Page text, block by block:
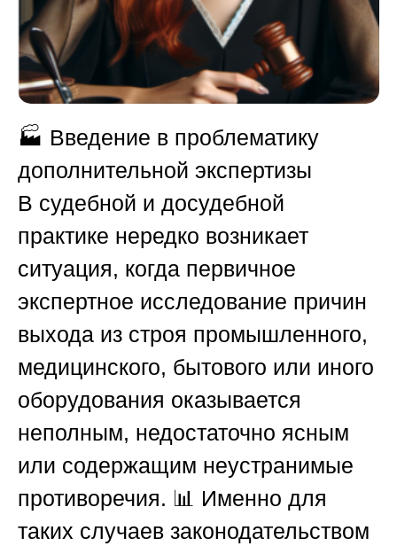
🏭 Введение в проблематику
дополнительной экспертизы
В судебной и досудебной
практике нередко возникает
ситуация, когда первичное
экспертное исследование причин
выхода из строя промышленного,
медицинского, бытового или иного
оборудования оказывается
неполным, недостаточно ясным
или содержащим неустранимые
противоречия. 📊 Именно для
таких случаев законодательством